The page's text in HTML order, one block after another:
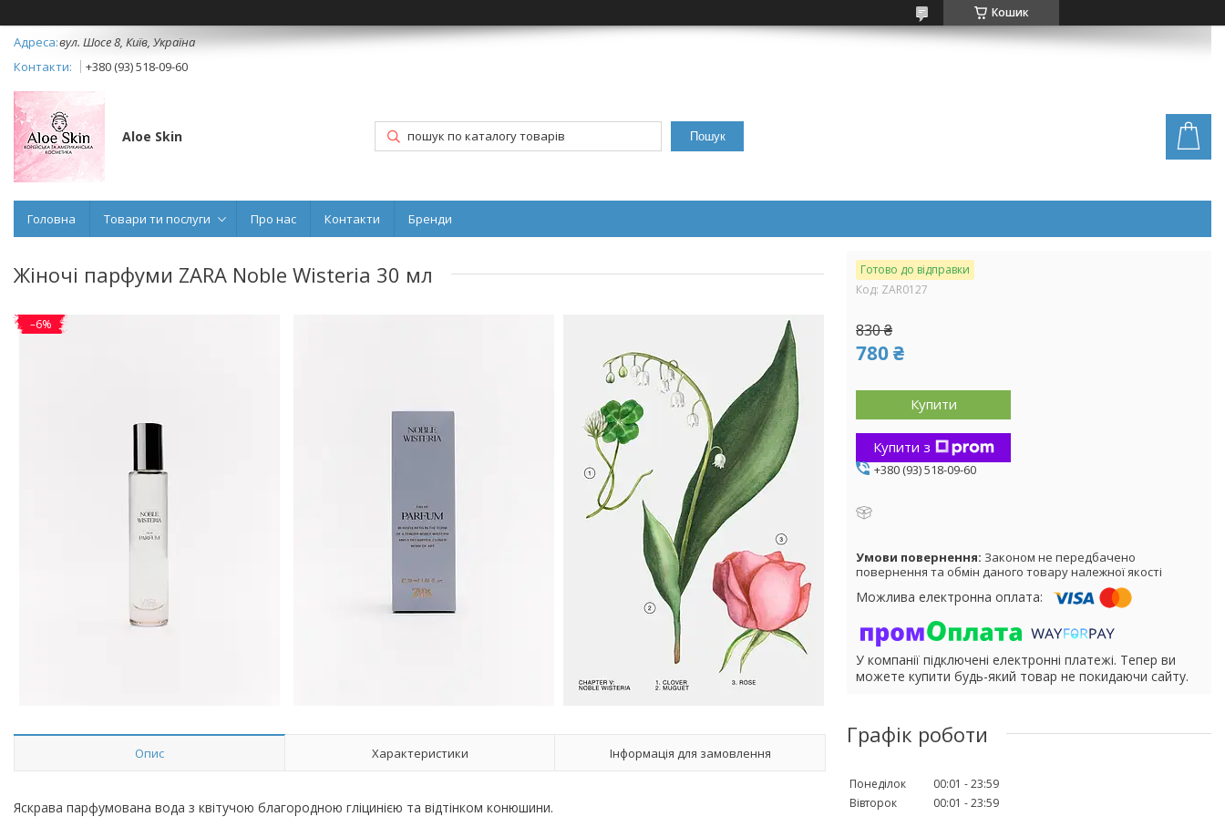
Кошик
вул. Шосе 8, Київ, Україна
+380 (93) 518-09-60
Aloe Skin Пошук
Головна Товари ти послуги Про нас Контакти Бренди
Жіночі парфуми ZARA Noble Wisteria 30 мл
–6%
Опис Характеристики Інформація для замовлення
Яскрава парфумована вода з квітучою благородною гліцинією та відтінком конюшини.
Готово до відправки
Код: ZAR0127
830 ₴
780 ₴
Купити
Купити з
+380 (93) 518-09-60
Законом не передбачено
повернення та обмін даного товару належної якості
У компанії підключені електронні платежі. Тепер ви
можете купити будь-який товар не покидаючи сайту.
Графік роботи
Понеділок 00:01
23:59
Вівторок
00:01
23:59